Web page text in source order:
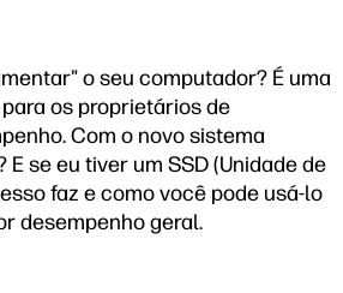
o seu computador? É uma
os proprietários de
Com o novo sistema
se eu tiver um SSD (Unidade de
faz e como você pode usá-lo
desempenho geral.